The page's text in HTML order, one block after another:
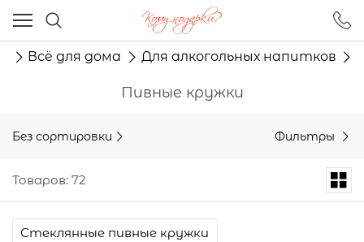
Всё для дома Для алкогольных напитков
Пивные кружки
Без сортировки Фильтры
Товаров: 72
Стеклянные пивные кружки
Ваш город - Москва,
угадали?
ДА НЕТ